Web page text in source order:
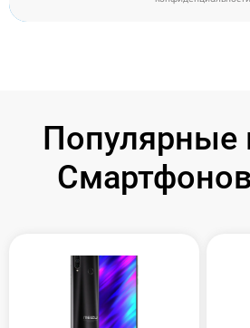
Популярные